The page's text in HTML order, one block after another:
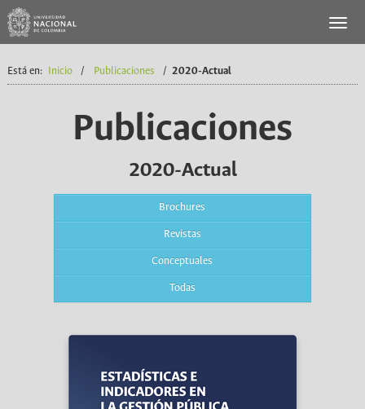
Está en: Inicio / Publicaciones / 2020-Actual
Publicaciones
2020-Actual
Brochures
Revistas
Conceptuales
Todas